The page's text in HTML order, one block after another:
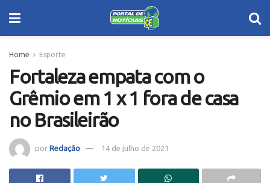
Home Esporte
Fortaleza empata com o
Grêmio em 1 x 1 fora de casa
no Brasileirão
por Redação 14 de julho de 2021